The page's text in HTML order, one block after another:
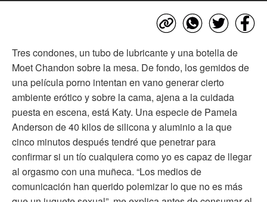
Tres condones, un tubo de lubricante y una botella de
Moet Chandon sobre la mesa. De fondo, los gemidos de
una película porno intentan en vano generar cierto
ambiente erótico y sobre la cama, ajena a la cuidada
puesta en escena, está Katy. Una especie de Pamela
Anderson de 40 kilos de silicona y aluminio a la que
cinco minutos después tendré que penetrar para
confirmar si un tío cualquiera como yo es capaz de llegar
al orgasmo con una muñeca. “Los medios de
comunicación han querido polemizar lo que no es más